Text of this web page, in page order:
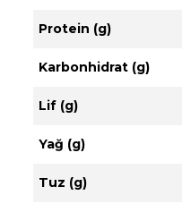
Protein (g)
Karbonhidrat (g)
Lif (g)
Yağ (g)
Tuz (g)